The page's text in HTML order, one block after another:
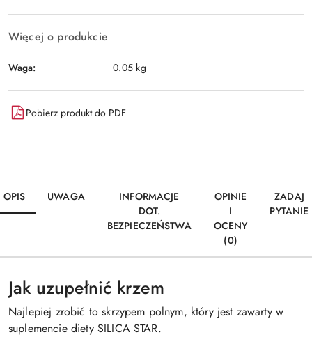
Więcej o produkcie
Waga: 0.05 kg
Pobierz produkt do PDF
OPIS UWAGA
INFORMACJE
DOT.
BEZPIECZEŃSTWA
OPINIE
I
OCENY
(0)
ZADAJ
PYTANIE
Jak uzupełnić krzem
Najlepiej zrobić to skrzypem polnym, który jest zawarty w
suplemencie diety SILICA STAR.